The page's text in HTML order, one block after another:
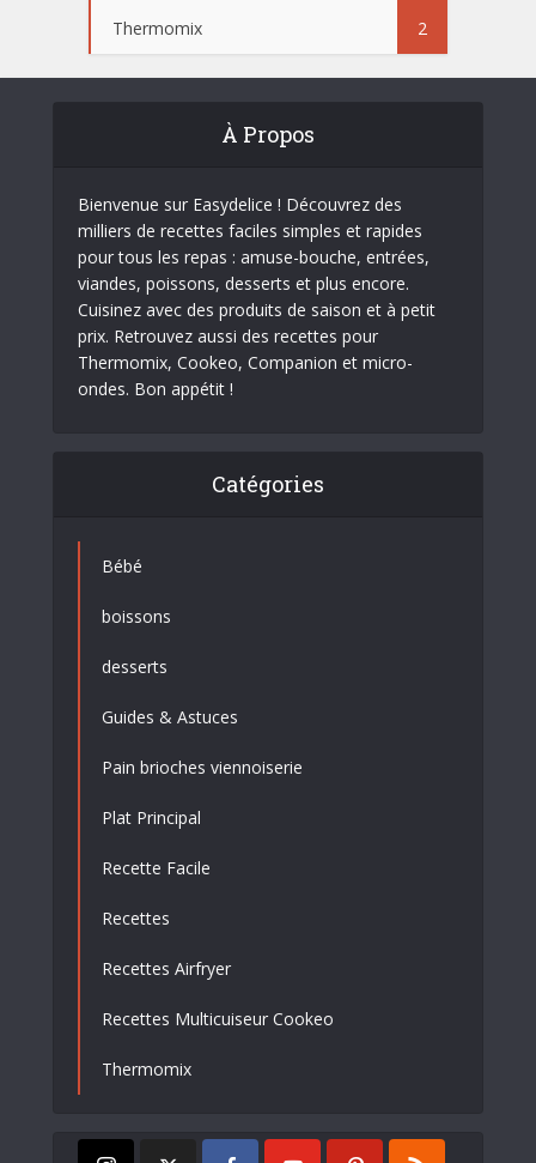
Thermomix 2
À Propos
Bienvenue sur Easydelice ! Découvrez des
milliers de recettes faciles simples et rapides
pour tous les repas : amuse-bouche, entrées,
viandes, poissons, desserts et plus encore.
Cuisinez avec des produits de saison et à petit
prix. Retrouvez aussi des recettes pour
Thermomix, Cookeo, Companion et micro-
ondes. Bon appétit !
Catégories
Bébé
boissons
desserts
Guides & Astuces
Pain brioches viennoiserie
Plat Principal
Recette Facile
Recettes
Recettes Airfryer
Recettes Multicuiseur Cookeo
Thermomix